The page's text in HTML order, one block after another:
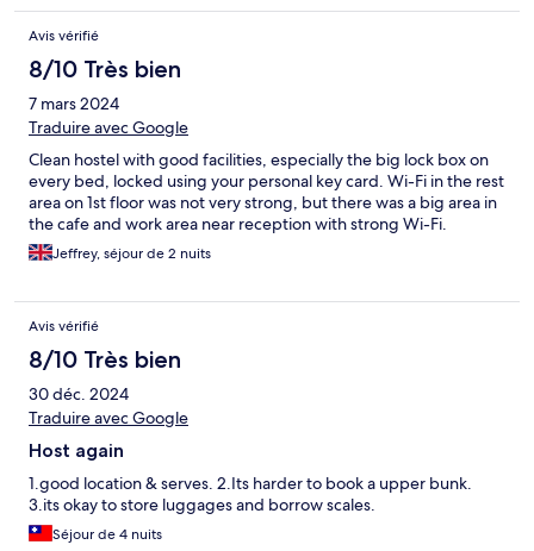
Avis vérifié
8/10 Très bien
7 mars 2024
Traduire avec Google
Clean hostel with good facilities, especially the big lock box on
every bed, locked using your personal key card. Wi-Fi in the rest
area on 1st floor was not very strong, but there was a big area in
the cafe and work area near reception with strong Wi-Fi.
Jeffrey, séjour de 2 nuits
Avis vérifié
8/10 Très bien
30 déc. 2024
Traduire avec Google
Host again
1.good location & serves. 2.Its harder to book a upper bunk.
3.its okay to store luggages and borrow scales.
Séjour de 4 nuits